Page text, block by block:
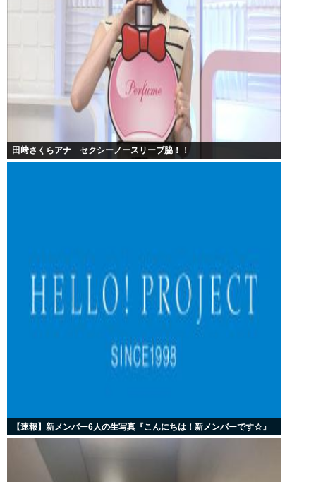
田﨑さくらアナ セクシーノースリーブ脇！！
【速報】新メンバー6人の生写真『こんにちは！新メンバーです☆』